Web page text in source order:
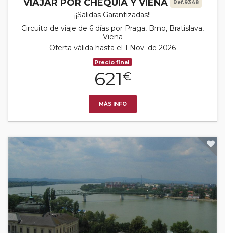
VIAJAR POR CHEQUIA Y VIENA Ref.9348
¡¡Salidas Garantizadas!!
Circuito de viaje de 6 días por Praga, Brno, Bratislava,
Viena
Oferta válida hasta el 1 Nov. de 2026
Precio final
621€
MÁS INFO